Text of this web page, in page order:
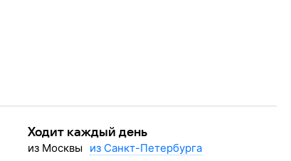
Ходит каждый день
из Москвы из Санкт-Петербурга